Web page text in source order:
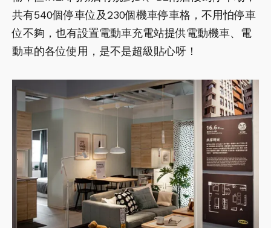
共有540個停車位及230個機車停車格，不用怕停車
位不夠，也有設置電動車充電站提供電動機車、電
動車的各位使用，是不是超級貼心呀！